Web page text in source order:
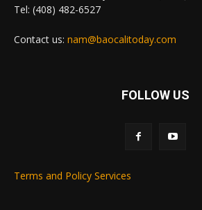
Tel: (408) 482-6527
Contact us: nam@baocalitoday.com
FOLLOW US
Terms and Policy Services